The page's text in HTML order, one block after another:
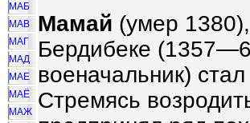
МАБ
МАВ
МАГ
МАД
МАЕ
МАЁ
МАЖ
Мамай (умер
Бердибеке
военачальник)
Стремясь